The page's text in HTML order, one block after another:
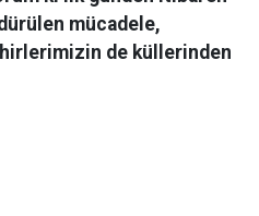
mücadele,
de küllerinden